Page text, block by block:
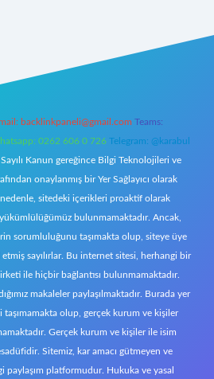
backlinkpaneli@gmail.com Teams:
0262 606 0 726 Telegram: @karabul
Kanun gereğince Bilgi Teknolojileri ve
onaylanmış bir Yer Sağlayıcı olarak
sitedeki içerikleri proaktif olarak
bulunmamaktadır. Ancak,
sorumluluğunu taşımakta olup, siteye üye
sayılırlar. Bu internet sitesi, herhangi bir
ile hiçbir bağlantısı bulunmamaktadır.
makaleler paylaşılmaktadır. Burada yer
olup, gerçek kurum ve kişiler
Gerçek kurum ve kişiler ile isim
Sitemiz, kar amacı gütmeyen ve
paylaşım platformudur. Hukuka ve yasal